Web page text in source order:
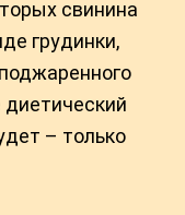
свинина
грудинки,
– только